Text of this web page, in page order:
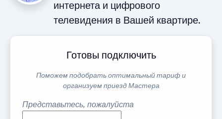
интернета и цифрового
телевидения в Вашей квартире.
Готовы подключить
Поможем подобрать оптимальный тариф и
организуем приезд Мастера
Представьтесь, пожалуйста